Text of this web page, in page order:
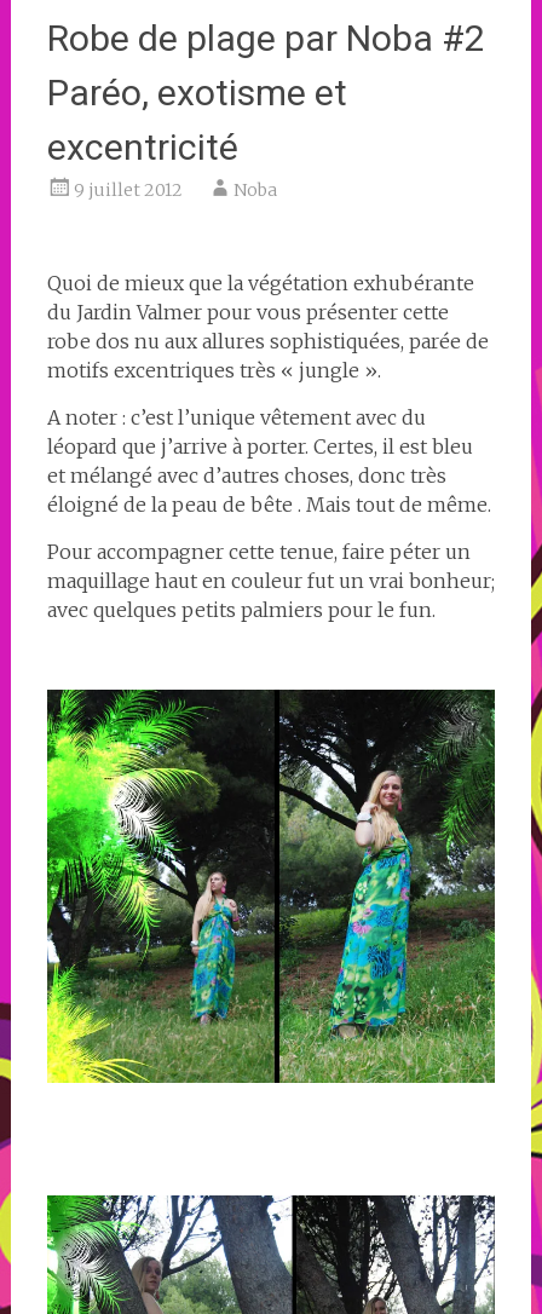
Robe de plage par Noba #2
Paréo, exotisme et
excentricité
9 juillet 2012 Noba
Quoi de mieux que la végétation exhubérante
du Jardin Valmer pour vous présenter cette
robe dos nu aux allures sophistiquées, parée de
motifs excentriques très « jungle ».
A noter : c’est l’unique vêtement avec du
léopard que j’arrive à porter. Certes, il est bleu
et mélangé avec d’autres choses, donc très
éloigné de la peau de bête . Mais tout de même.
Pour accompagner cette tenue, faire péter un
maquillage haut en couleur fut un vrai bonheur;
avec quelques petits palmiers pour le fun.